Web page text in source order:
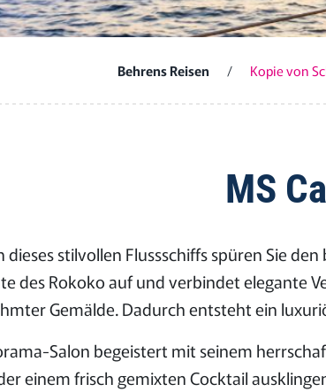
Behrens Reisen / Kopie von
MS
stilvollen Flussschiffs spüren Sie
des Rokoko auf und verbindet elegante
Gemälde. Dadurch entsteht ein
Salon begeistert mit seinem
einem frisch gemixten Cocktail